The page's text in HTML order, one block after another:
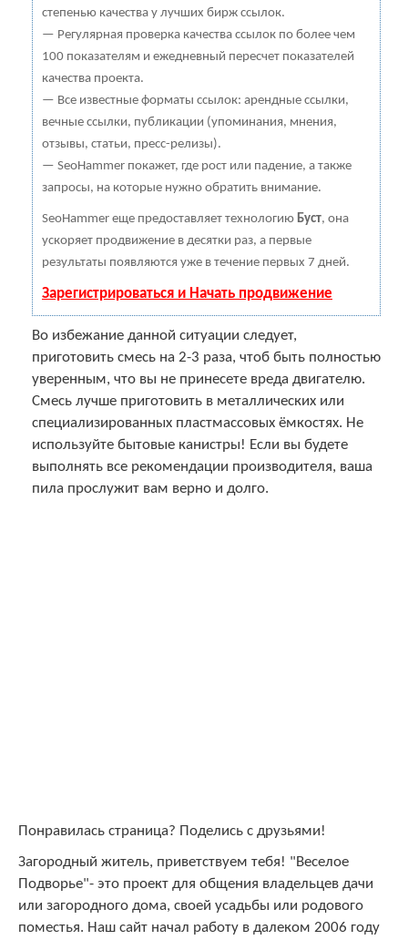
степенью качества у лучших бирж ссылок.
— Регулярная проверка качества ссылок по более чем
100 показателям и ежедневный пересчет показателей
качества проекта.
— Все известные форматы ссылок: арендные ссылки,
вечные ссылки, публикации (упоминания, мнения,
отзывы, статьи, пресс-релизы).
— SeoHammer покажет, где рост или падение, а также
запросы, на которые нужно обратить внимание.
SeoHammer еще предоставляет технологию Буст, она
ускоряет продвижение в десятки раз, а первые
результаты появляются уже в течение первых 7 дней.
Зарегистрироваться и Начать продвижение
Во избежание данной ситуации следует,
приготовить смесь на 2-3 раза, чтоб быть полностью
уверенным, что вы не принесете вреда двигателю.
Смесь лучше приготовить в металлических или
специализированных пластмассовых ёмкостях. Не
используйте бытовые канистры! Если вы будете
выполнять все рекомендации производителя, ваша
пила прослужит вам верно и долго.
Понравилась страница? Поделись с друзьями!
Загородный житель, приветствуем тебя! "Веселое
Подворье"- это проект для общения владельцев дачи
или загородного дома, своей усадьбы или родового
поместья. Наш сайт начал работу в далеком 2006 году